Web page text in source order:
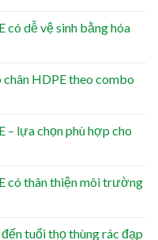
có dễ vệ sinh bằng hóa
chân HDPE theo combo
– lựa chọn phù hợp cho
có thân thiện môi trường
tuổi thọ thùng rác đạp